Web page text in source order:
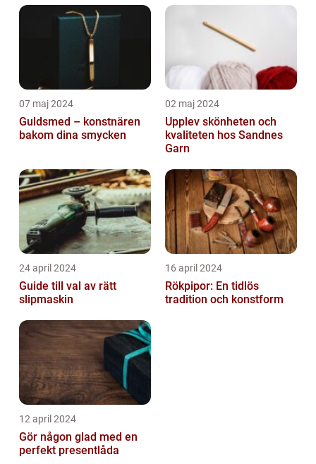
07 maj 2024
Guldsmed – konstnären
bakom dina smycken
02 maj 2024
Upplev skönheten och
kvaliteten hos Sandnes
Garn
24 april 2024
Guide till val av rätt
slipmaskin
16 april 2024
Rökpipor: En tidlös
tradition och konstform
12 april 2024
Gör någon glad med en
perfekt presentlåda